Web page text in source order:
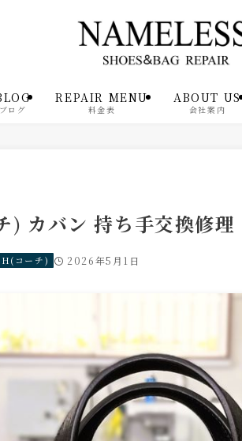
ブログ
REPAIR MENU
料金表
ABOUT US
会社案内
) カバン 持ち手交換修理
コーチ) 2026年5月1日